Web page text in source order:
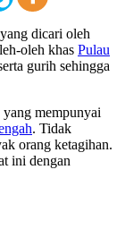
dicari oleh
oleh khas Pulau
gurih sehingga
yang mempunyai
. Tidak
orang ketagihan.
ini dengan